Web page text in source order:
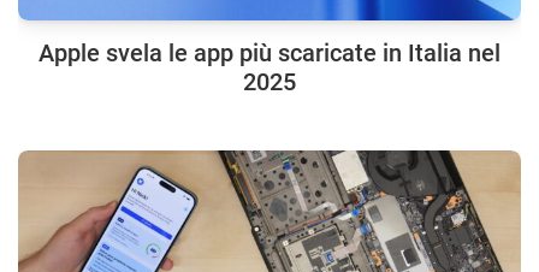
Apple svela le app più scaricate in Italia nel
2025